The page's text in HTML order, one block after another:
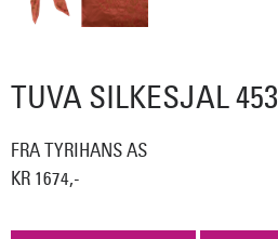
TUVA SILKESJAL 453
FRA TYRIHANS AS
KR 1674,-